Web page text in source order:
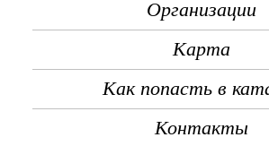
Организации
Карта
Как попасть в
Контакты